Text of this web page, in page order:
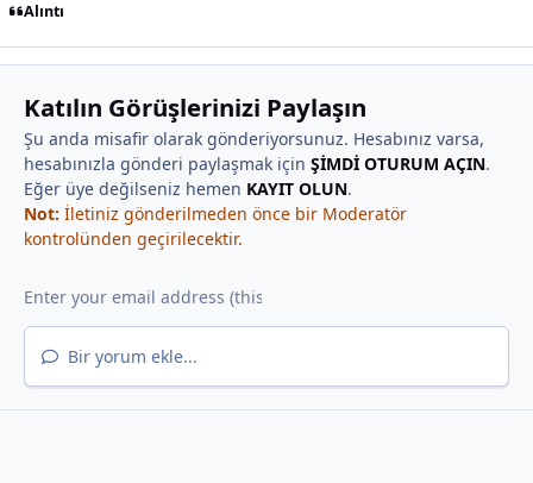
Alıntı
Katılın Görüşlerinizi Paylaşın
Şu anda misafir olarak gönderiyorsunuz. Hesabınız varsa,
hesabınızla gönderi paylaşmak için ŞİMDİ OTURUM AÇIN.
Eğer üye değilseniz hemen KAYIT OLUN.
Not: İletiniz gönderilmeden önce bir Moderatör
kontrolünden geçirilecektir.
Bir yorum ekle...